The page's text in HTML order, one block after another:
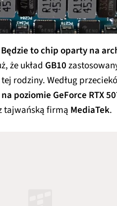
Będzie to chip oparty na
że układ GB10
rodziny. Według
poziomie GeForce RTX
tajwańską firmą MediaTek.